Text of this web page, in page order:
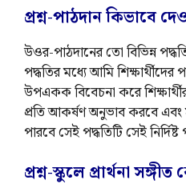
প্রশ্ন-পাঠদান কিভাবে
উওর-পাঠদানের তো বিভিন্ন
পদ্ধতির মধ্যে আমি
উপএকক বিবেচনা করে
প্রতি আকর্ষণ অনুভাব করবে
পারবে সেই পদ্ধতিটি সেই
প্রশ্ন-স্কুলে প্রার্থনা